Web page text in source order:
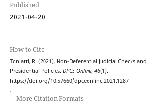
Published
2021-04-20
How to Cite
Toniatti, R. (2021). Non-Deferential Judicial Checks
Presidential Policies. DPCE Online, 46(1).
https://doi.org/10.57660/dpceonline.2021.1287
More Citation Formats